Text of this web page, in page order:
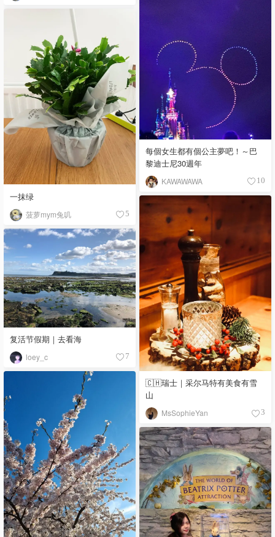
每個女生都有個公主夢吧！～巴
黎迪士尼30週年
KAWAWAWA 10
一抹绿
菠萝mym兔叽 5
🇨🇭瑞士｜采尔马特有美食有雪
山
MsSophieYan 3
复活节假期｜去看海
loey_c 7